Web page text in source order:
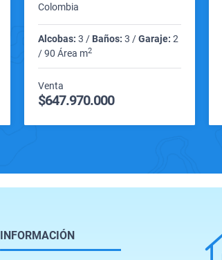
Colombia
Alcobas: 3 / Baños: 3 /Garaje: 2
/ 90 Área m2
Venta
$647.970.000
INFORMACIÓN